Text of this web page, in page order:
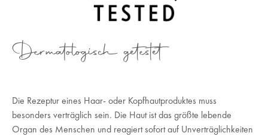
Dermatologisch getestet
Die Rezeptur eines Haar- oder Kopfhautproduktes muss
besonders verträglich sein. Die Haut ist das größte lebende
Organ des Menschen und reagiert sofort auf Unverträglichkeiten